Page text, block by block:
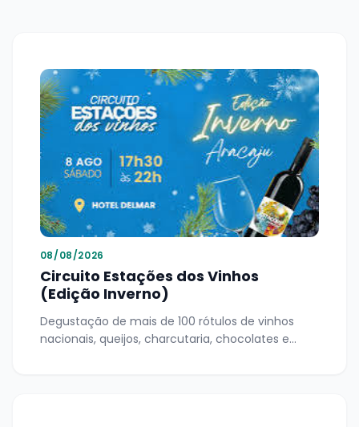
08/08/2026
Circuito Estações dos Vinhos
(Edição Inverno)
Degustação de mais de 100 rótulos de vinhos
nacionais, queijos, charcutaria, chocolates e